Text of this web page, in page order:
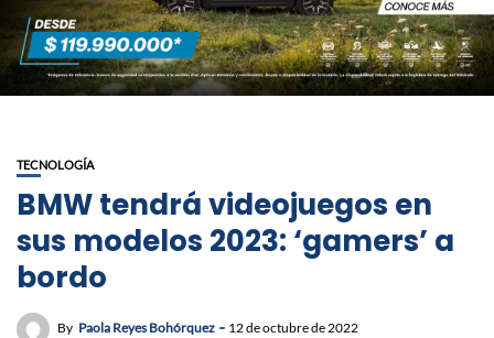
TECNOLOGÍA
BMW tendrá videojuegos en
sus modelos 2023: ‘gamers’ a
bordo
By Paola Reyes Bohórquez 12 de octubre de 2022